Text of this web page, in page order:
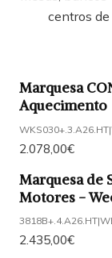
centros
Marquesa
Aquecimento
WKS030+.3.A26.HT|
2.078,00€
Marquesa de
Motores -
3818B+.4.A26.HT|
2.435,00€